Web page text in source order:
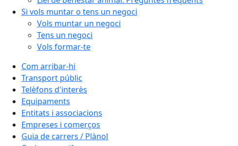
Si vols muntar o tens un negoci
Vols muntar un negoci
Tens un negoci
Vols formar-te
Com arribar-hi
Transport públic
Telèfons d'interès
Equipaments
Entitats i associacions
Empreses i comerços
Guia de carrers / Plànol